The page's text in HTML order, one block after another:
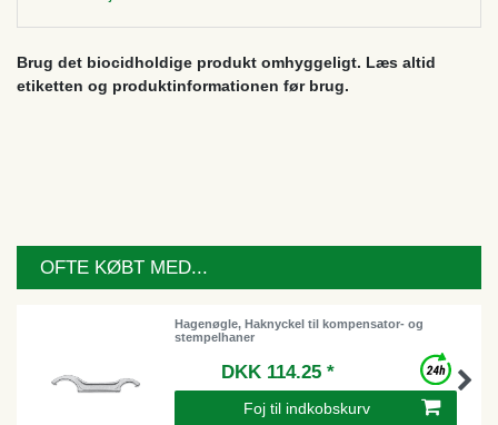
Brug det biocidholdige produkt omhyggeligt. Læs altid
etiketten og produktinformationen før brug.
OFTE KØBT MED...
Hagenøgle, Haknyckel til kompensator- og
stempelhaner
DKK 114.25 *
Foj til indkobskurv